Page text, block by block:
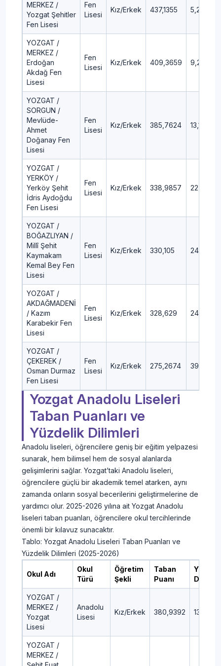
MERKEZ /
Yozgat Şehitler
Fen Lisesi
Fen
Lisesi
Kız/Erkek 437,1355 5,24
YOZGAT /
MERKEZ /
Erdoğan
Akdağ Fen
Lisesi
Fen
Lisesi
Kız/Erkek 409,3659 9,23
YOZGAT /
SORGUN /
Mevlüde-
Ahmet
Doğanay Fen
Lisesi
Fen
Lisesi
Kız/Erkek 385,7624 13,14
YOZGAT /
YERKÖY /
Yerköy Şehit
İdris Aydoğdu
Fen Lisesi
Fen
Lisesi
Kız/Erkek 338,9857 22,22
YOZGAT /
BOĞAZLIYAN /
Millî Şehit
Kaymakam
Kemal Bey Fen
Lisesi
Fen
Lisesi
Kız/Erkek 330,105 24,18
YOZGAT /
AKDAĞMADENİ
/ Kazım
Karabekir Fen
Lisesi
Fen
Lisesi
Kız/Erkek 328,629 24,51
YOZGAT /
ÇEKEREK /
Osman Durmaz
Fen Lisesi
Fen
Lisesi
Kız/Erkek 275,2674 39,61
Yozgat Anadolu Liseleri
Taban Puanları ve
Yüzdelik Dilimleri
Anadolu liseleri, öğrencilere geniş bir eğitim yelpazesi
sunarak, hem bilimsel hem de sosyal alanlarda
gelişimlerini sağlar. Yozgat’taki Anadolu liseleri,
öğrencilere güçlü bir akademik temel atarken, aynı
zamanda onların sosyal becerilerini geliştirmelerine de
yardımcı olur. 2025-2026 yılına ait Yozgat Anadolu
liseleri taban puanları, öğrencilere okul tercihlerinde
önemli bir kılavuz sunacaktır.
Tablo: Yozgat Anadolu Liseleri Taban Puanları ve
Yüzdelik Dilimleri (2025-2026)
Okul Adı
Okul
Türü
Öğretim
Şekli
Taban
Puanı
Dilim
YOZGAT /
MERKEZ /
Yozgat
Lisesi
Anadolu
Lisesi
Kız/Erkek 380,9392 13,99
YOZGAT /
MERKEZ /